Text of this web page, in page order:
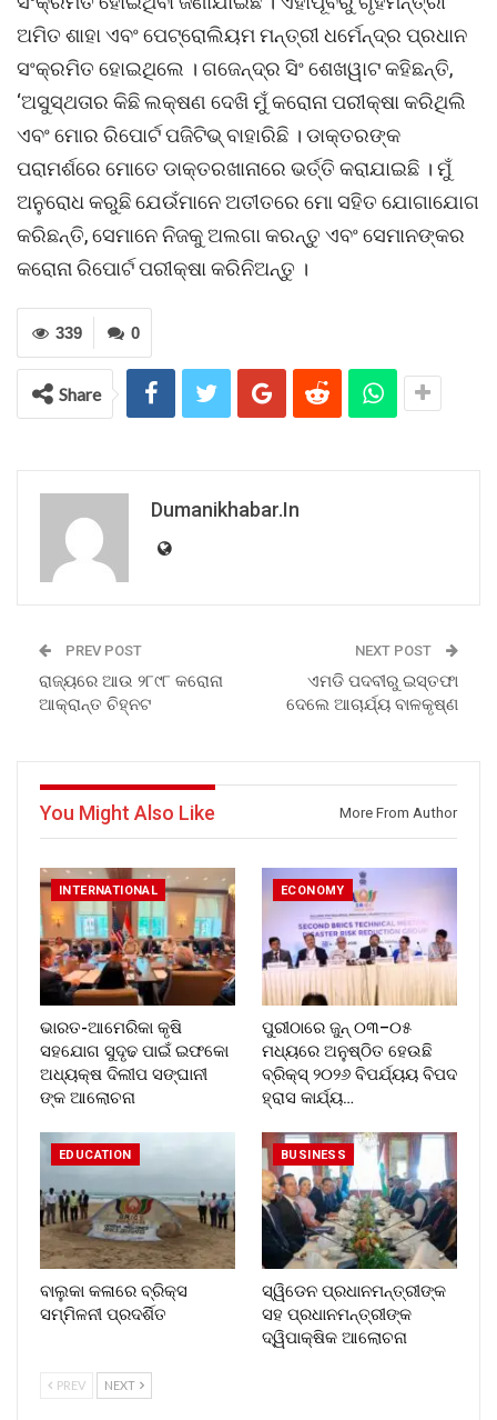
ଅମିତ ଶାହା ଏବଂ ପେଟ୍ରୋଲିୟମ ମନ୍ତ୍ରୀ ଧର୍ମେନ୍ଦ୍ର ପ୍ରଧାନ
ସଂକ୍ରମିତ ହୋଇଥିଲେ । ଗଜେନ୍ଦ୍ର ସିଂ ଶେଖୱାଟ କହିଛନ୍ତି,
‘ଅସୁସ୍ଥତାର କିଛି ଲକ୍ଷଣ ଦେଖି ମୁଁ କରୋନା ପରୀକ୍ଷା କରିଥିଲି
ଏବଂ ମୋର ରିପୋର୍ଟ ପଜିଟିଭ୍ ବାହାରିଛି । ଡାକ୍ତରଙ୍କ
ପରାମର୍ଶରେ ମୋତେ ଡାକ୍ତରଖାନାରେ ଭର୍ତ୍ତି କରାଯାଇଛି । ମୁଁ
ଅନୁରୋଧ କରୁଛି ଯେଉଁମାନେ ଅତୀତରେ ମୋ ସହିତ ଯୋଗାଯୋଗ
କରିଛନ୍ତି, ସେମାନେ ନିଜକୁ ଅଲଗା କରନ୍ତୁ ଏବଂ ସେମାନଙ୍କର
କରୋନା ରିପୋର୍ଟ ପରୀକ୍ଷା କରିନିଅନ୍ତୁ ।
0
339
Share
Dumanikhabar.in
PREV POST
ରାଜ୍ୟରେ ଆଉ ୨୮୯୮ କରୋନା
ଆକ୍ରାନ୍ତ ଚିହ୍ନଟ
NEXT POST
ଏମଡି ପଦବୀରୁ ଇସ୍ତଫା
ଦେଲେ ଆଚାର୍ଯ୍ୟ ବାଳକୃଷ୍ଣ
You Might Also Like More From Author
INTERNATIONAL
ଭାରତ-ଆମେରିକା କୃଷି
ସହଯୋଗ ସୁଦୃଢ ପାଇଁ ଇଫକୋ
ଅଧ୍ୟକ୍ଷ ଦିଲୀପ ସଙ୍ଘାନୀ
ଙ୍କ ଆଲୋଚନା
ECONOMY
ପୁରୀଠାରେ ଜୁନ୍ ୦୩–୦୫
ମଧ୍ୟରେ ଅନୁଷ୍ଠିତ ହେଉଛି
ବ୍ରିକ୍ସ୍ ୨୦୨୬ ବିପର୍ଯ୍ୟୟ ବିପଦ
ହ୍ରାସ କାର୍ଯ୍ୟ…
EDUCATION
ବାଲୁକା କଳାରେ ବ୍ରିକ୍ସ
ସମ୍ମିଳନୀ ପ୍ରଦର୍ଶିତ
BUSINESS
ସ୍ୱିଡେନ ପ୍ରଧାନମନ୍ତ୍ରୀଙ୍କ
ସହ ପ୍ରଧାନମନ୍ତ୍ରୀଙ୍କ
ଦ୍ୱିପାକ୍ଷିକ ଆଲୋଚନା
PREV NEXT